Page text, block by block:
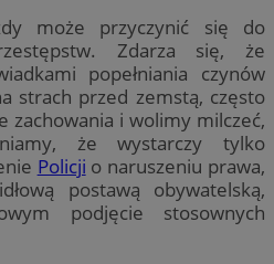
może przyczynić się do
Zdarza się, że
popełniania czynów
strach przed zemstą, często
zachowania i wolimy milczeć,
że wystarczy tylko
Policji o naruszeniu prawa,
postawą obywatelską,
podjęcie stosownych